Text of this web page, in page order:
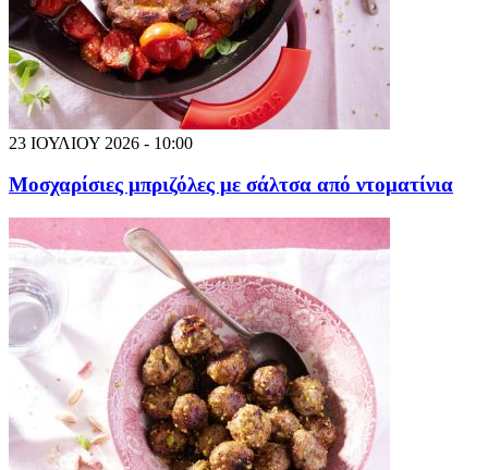
23 ΙΟΥΛΙΟΥ 2026 - 10:00
Μοσχαρίσιες μπριζόλες με σάλτσα από ντοματίνια